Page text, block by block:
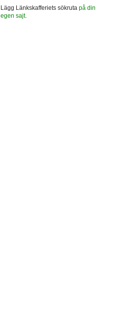
Lägg Länkskafferiets sökruta på din
egen sajt.